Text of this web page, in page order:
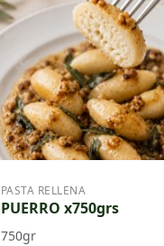
PASTA RELLENA
PUERRO x750grs
750gr